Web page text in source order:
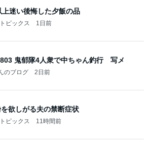
上迷い後悔した夕飯の品
ピックス 1日前
20260803 鬼郁隊4人衆で中ちゃん釣行 写メ
のブログ 2日前
欲しがる夫の禁断症状
ピックス 11時間前